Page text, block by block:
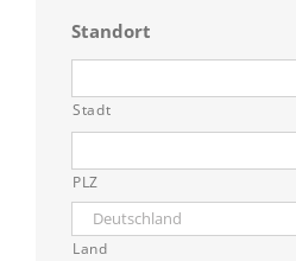
Standort
Stadt
PLZ
Land